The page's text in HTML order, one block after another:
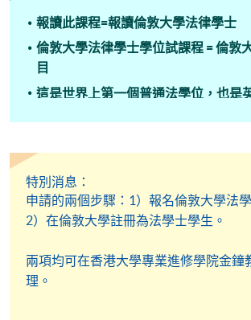
握機會，立刻報名參加，規劃學習之路，
報讀此課程=報讀倫敦大學法律學士
倫敦大學法律學士學位試課程 = 倫敦
目
這是世界上第一個普通法學位，也是
為法律學位的「黃金標準」。
Academic Direction: UCL, LSE, KCL,
Mary and SOAS.
恭喜多位香港大學專業進修學院的畢
法律學士學位試課程中獲得一等榮譽
特別消息：
申請的兩個步驟：1）報名倫敦大學法
2）在倫敦大學註冊為法學士學生。
兩項均可在香港大學專業進修學院金鐘
理。